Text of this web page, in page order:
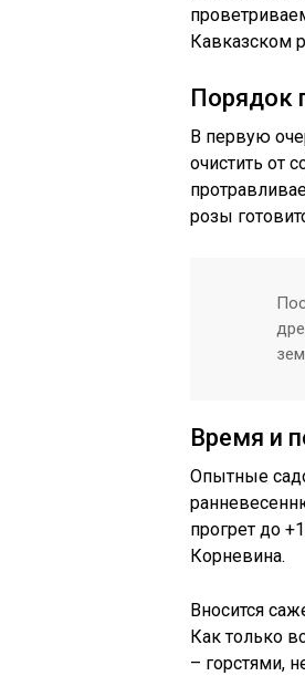
Кавказском
Порядок
В первую
очистить от
розы
Время и
Опытные
прогрет до
Корневина.
Вносится
Как только
– горстями,